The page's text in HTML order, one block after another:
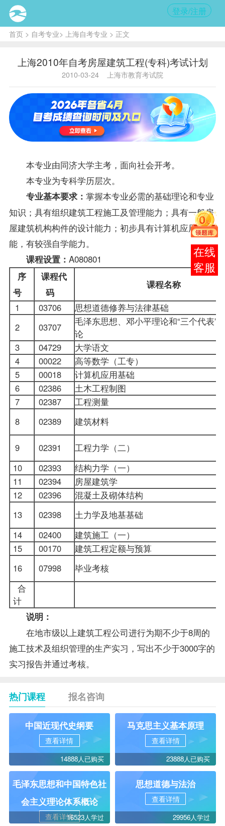
登录/注册
首页> 自考专业> 上海自考专业 > 正文
上海2010年自考房屋建筑工程(专科)考试计划
2010-03-24 上海市教育考试院
本专业由同济大学主考，面向社会开考。
本专业为专科学历层次。
专业基本要求： 掌握本专业必需的基础理论和专业
知识；具有组织建筑工程施工及管理能力；具有一般房
屋建筑机构构件的设计能力；初步具有计算机应用技
能，有较强自学能力。
课程设置： A080801
序
号
课程代
码
课程名称
1
03706
思想道德修养与法律基础
2
03707
毛泽东思想、邓小平理论和“三个代表”
论
3
04729
大学语文
4
00022
高等数学（工专）
5
00018
计算机应用基础
6
02386
土木工程制图
7
02387
工程测量
8
02389 建筑材料
9 02391
工程力学（二）
10
02393
结构力学（一）
11
02394
房屋建筑学
12
02396
混凝土及砌体结构
13
02398
土力学及地基基础
14
02400
建筑施工（一）
15
00170
建筑工程定额与预算
16
07998
毕业考核
合
计
说明：
在地市级以上建筑工程公司进行为期不少于8周的
施工技术及组织管理的生产实习，写出不少于3000字的
实习报告并通过考核。
热门课程 报名咨询
中国近现代史纲要
查看详情
14888人已购买
马克思主义基本原理
查看详情
23888人已购买
毛泽东思想和中国特色社
会主义理论体系概论
查看详情16523人学过
思想道德与法治
查看详情
29956人学过
在线
客服